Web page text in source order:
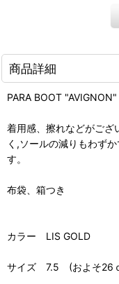
商品詳細
PARA BOOT
着用感、擦れなどがござ
く,ソールの減りもわず
す。
布袋、箱つき
カラー LIS GOLD
サイズ 7.5 (およそ26